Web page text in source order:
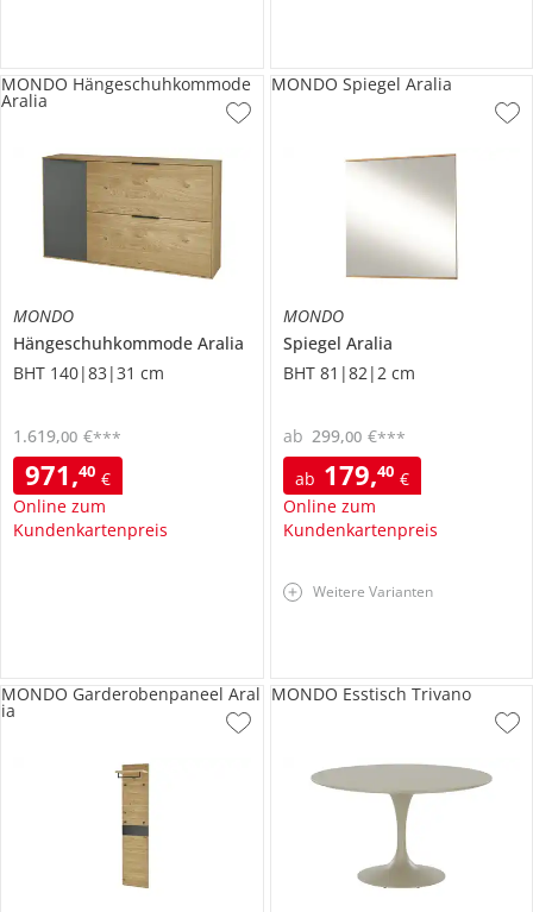
MONDO
Hängeschuhkommode Aralia
BHT 140|83|31 cm
971,40 €
Online zum
Kundenkartenpreis
1.619,00 €***
MONDO Hängeschuhkommode
Aralia
MONDO
Spiegel Aralia
BHT 81|82|2 cm
ab 179,40 €
Online zum
Kundenkartenpreis
ab 299,00 €***
MONDO Spiegel Aralia
Weitere Varianten
MONDO Garderobenpaneel Aral
ia
MONDO Esstisch Trivano